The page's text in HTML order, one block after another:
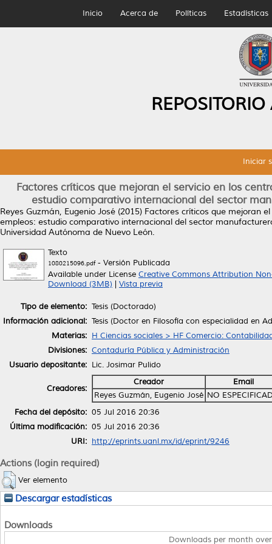
Inicio Acerca de Políticas Estadísticas
Iniciar
Factores críticos que mejoran el servicio en los
estudio comparativo internacional del sector
Reyes Guzmán, Eugenio José (2015) Factores críticos que mejoran
empleos: estudio comparativo internacional del sector
Universidad Autónoma de Nuevo León.
Texto
1080215096.pdf- Versión Publicada
Available under License Creative Commons Attribution
Download (3MB)
Vista previa
Tipo de elemento: Tesis (Doctorado)
Información adicional: Tesis (Doctor en Filosofía con especialidad en
Materias: H Ciencias sociales > HF Comercio:
Divisiones: Contaduría Pública y Administración
Usuario depositante: Lic. Josimar Pulido
Creadores:
Creador
Email
Reyes Guzmán, Eugenio José NO
Fecha del depósito: 05 Jul 2016 20:36
Última modificación: 05 Jul 2016 20:36
URI: http://eprints.uanl.mx/id/eprint/9246
Actions (login required)
Ver elemento
Descargar estadísticas
Downloads
Downloads per month